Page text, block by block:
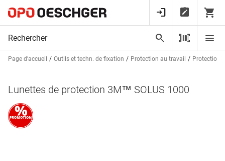
Page d’accueil Outils et techn. de fixation Protection au travail Protection
Lunettes de protection 3M™ SOLUS 1000